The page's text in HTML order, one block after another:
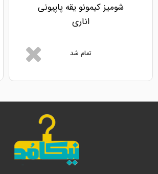
شومیز کیمونو یقه پاپیونی
اناری
تمام شد